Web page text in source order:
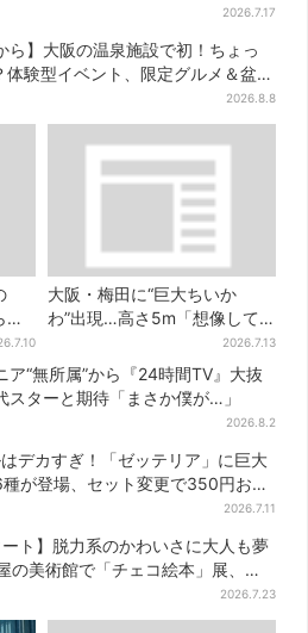
2026.7.17
ら】大阪の温泉施設で初！ちょっ
験型イベント、限定グルメ＆盆踊
2026.8.8
…
大
大阪・梅田に“巨大ちいか
わ”出現…高さ5m「想像して
たより結構デカい」「ちい
さ…くはない」
2026.7.13
ア“無所属”から『24時間TV』大抜
スターと期待「まさか僕が…」
2026.8.2
デカすぎ！「ゼッテリア」に巨大
種が登場、セット変更で350円お得
2026.7.11
ート】脱力系のかわいさに大人も夢
の美術館で「チェコ絵本」展、老
2026.7.23